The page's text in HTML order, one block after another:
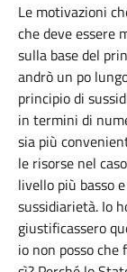
Le motivazioni
che deve essere
sulla base del
andrò un po
principio di
in termini di
sia più
le risorse nel
livello più basso
sussidiarietà. Io
giustificassero
io non posso che